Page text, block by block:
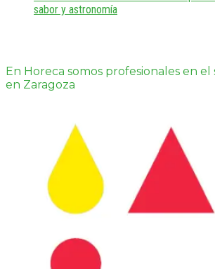
sabor y astronomía
En Horeca somos profesionales en
en Zaragoza